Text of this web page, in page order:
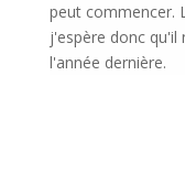
peut commencer.
j'espère donc qu'il
l'année dernière.